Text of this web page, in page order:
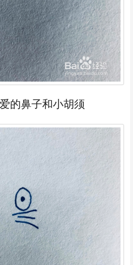
的鼻子和小胡须